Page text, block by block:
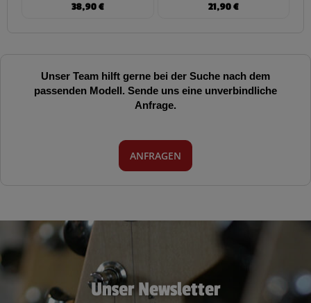
38,90€
21,90€
Unser Team hilft gerne bei der Suche nach dem
passenden Modell. Sende uns eine unverbindliche
Anfrage.
ANFRAGEN
Unser Newsletter